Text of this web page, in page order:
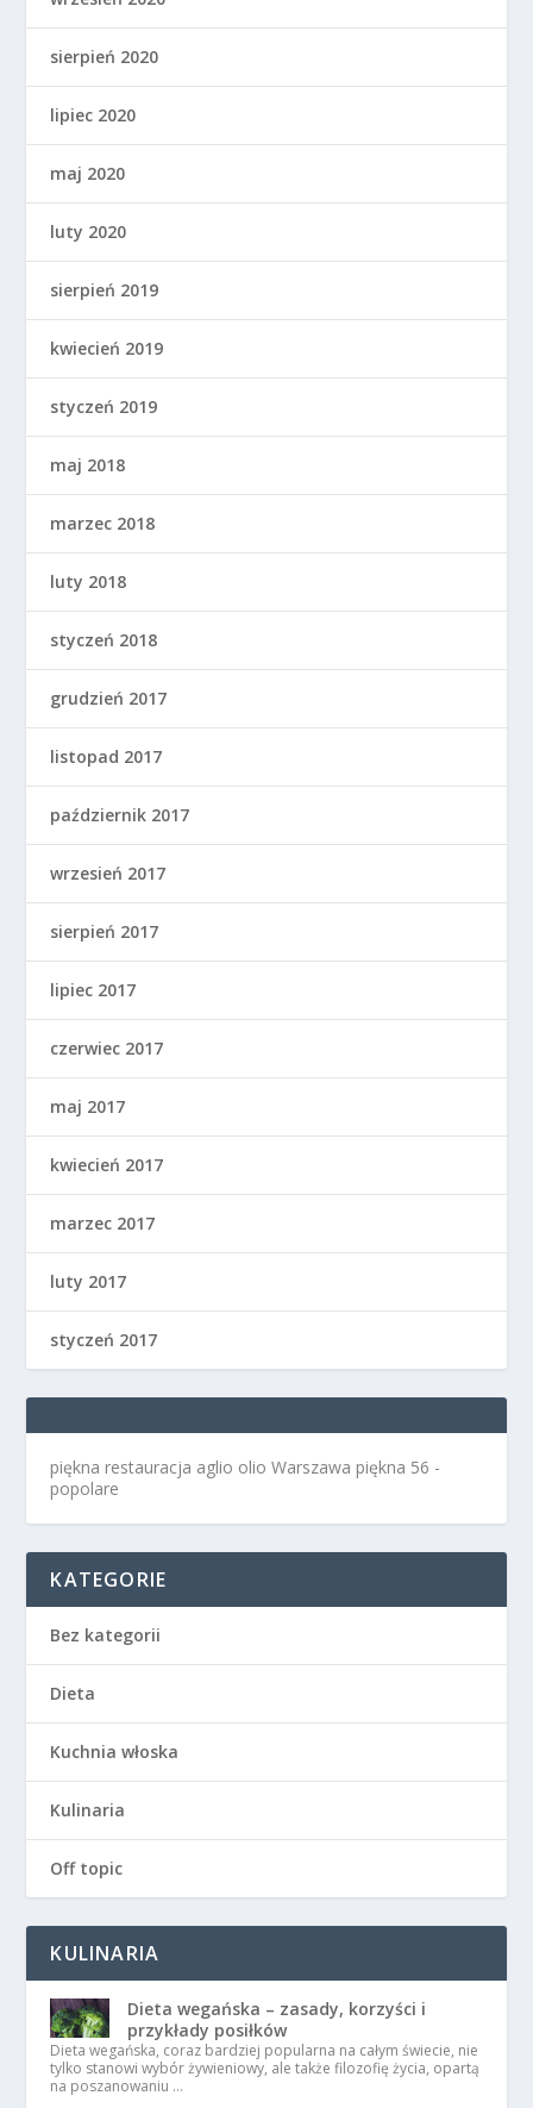
sierpień 2020
lipiec 2020
maj 2020
luty 2020
sierpień 2019
kwiecień 2019
styczeń 2019
maj 2018
marzec 2018
luty 2018
styczeń 2018
grudzień 2017
listopad 2017
październik 2017
wrzesień 2017
sierpień 2017
lipiec 2017
czerwiec 2017
maj 2017
kwiecień 2017
marzec 2017
luty 2017
styczeń 2017
piękna restauracja aglio olio Warszawa piękna 56 -
popolare
KATEGORIE
Bez kategorii
Dieta
Kuchnia włoska
Kulinaria
Off topic
KULINARIA
Dieta wegańska – zasady, korzyści i
przykłady posiłków
Dieta wegańska, coraz bardziej popularna na całym świecie, nie
tylko stanowi wybór żywieniowy, ale także filozofię życia, opartą
na poszanowaniu …